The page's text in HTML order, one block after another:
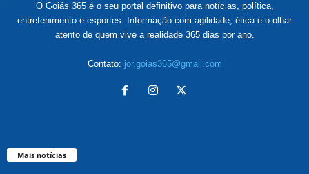
O Goiás 365 é o seu portal definitivo para notícias, política,
entretenimento e esportes. Informação com agilidade, ética e o olhar
atento de quem vive a realidade 365 dias por ano.
Contato: jor.goias365@gmail.com
Mais notícias